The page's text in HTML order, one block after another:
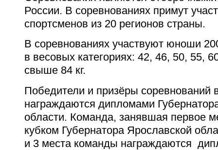
России. В соревнованиях примут
спортсменов из 20 регионов страны.
В соревнованиях участвуют юноши
в весовых категориях: 42, 46, 50, 55,
свыше 84 кг.
Победители и призёры соревнований
награждаются дипломами
области. Команда, занявшая первое
кубком Губернатора Ярославской
и 3 места команды награждаются